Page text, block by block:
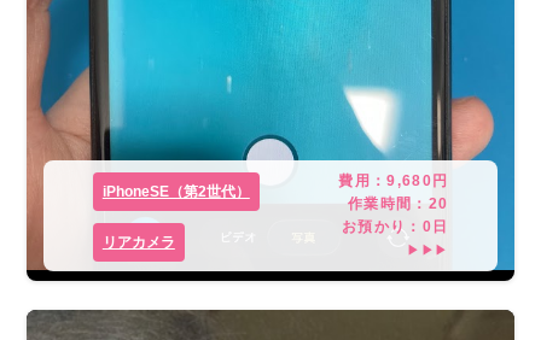
iPhoneSE（第2世代）
リアカメラ
費用：9,680円
作業時間： 20
お預かり： 0 日
▶▶▶